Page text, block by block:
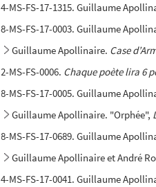
4-MS-FS-17-1315. Guillaume
8-MS-FS-17-0003. Guillaume
Guillaume Apollinaire. Case
2-MS-FS-0006. Chaque poète lira 6
8-MS-FS-17-0005. Guillaume
Guillaume Apollinaire. "Orphée",
8-MS-FS-17-0689. Guillaume
Guillaume Apollinaire et André
4-MS-FS-17-0041. Guillaume